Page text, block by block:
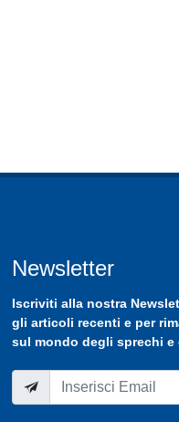
Newsletter
Iscriviti alla nostra
gli articoli recenti e per
sul mondo degli sprechi e